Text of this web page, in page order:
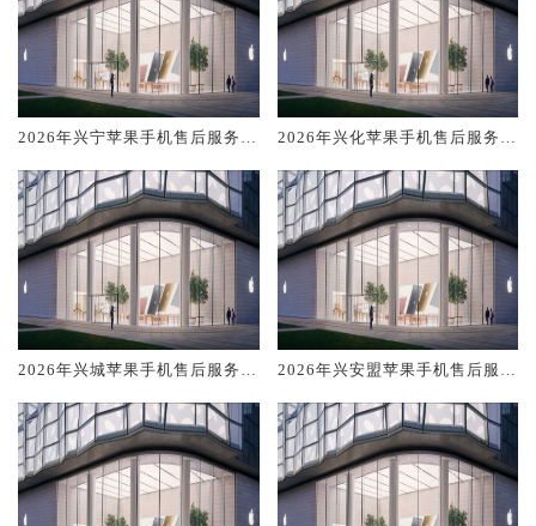
2026年兴宁苹果手机售后服务维
排名对比知名
2026年兴化苹果手机售后服务维
排名对比知名
2026年兴城苹果手机售后服务维
排名对比知名
2026年兴安盟苹果手机售后服务
碑排名对比知名